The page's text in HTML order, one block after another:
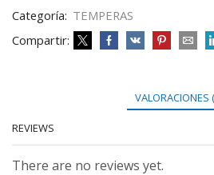
Categoría: TEMPERAS
Compartir:
VALORACIONES
REVIEWS
There are no reviews yet.